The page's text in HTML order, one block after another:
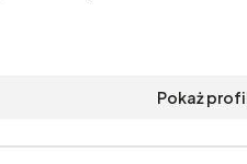
Pokaż